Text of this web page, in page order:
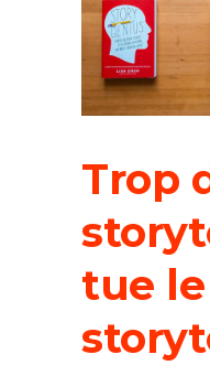
Trop
tue le